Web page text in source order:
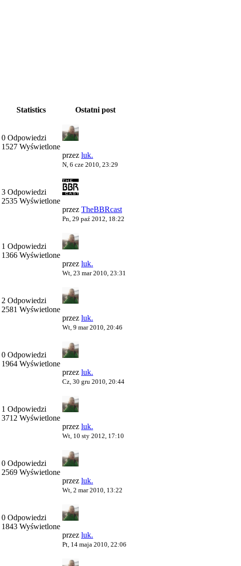
Statistics Ostatni post
0 Odpowiedzi
1527 Wyświetlone
przez luk.
N, 6 cze 2010, 23:29
3 Odpowiedzi
2535 Wyświetlone
przez TheBBRcast
Pn, 29 paź 2012, 18:22
1 Odpowiedzi
1366 Wyświetlone
przez luk.
Wt, 23 mar 2010, 23:31
2 Odpowiedzi
2581 Wyświetlone
przez luk.
Wt, 9 mar 2010, 20:46
0 Odpowiedzi
1964 Wyświetlone
przez luk.
Cz, 30 gru 2010, 20:44
1 Odpowiedzi
3712 Wyświetlone
przez luk.
Wt, 10 sty 2012, 17:10
0 Odpowiedzi
2569 Wyświetlone
przez luk.
Wt, 2 mar 2010, 13:22
0 Odpowiedzi
1843 Wyświetlone
przez luk.
Pt, 14 maja 2010, 22:06